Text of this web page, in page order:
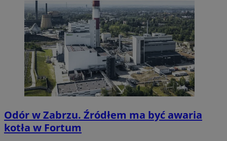
Odór w Zabrzu. Źródłem ma być awaria
kotła w Fortum